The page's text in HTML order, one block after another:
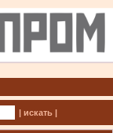
| искать |